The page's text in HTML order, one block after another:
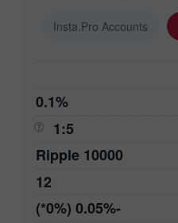
Insta.Pro Accounts
0.1%
1:5
10000 Ripple
12
-0.05% (0%*)